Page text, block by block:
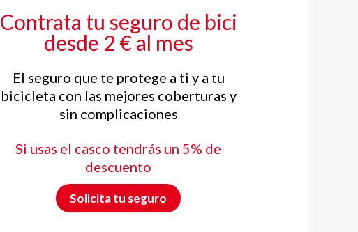
Contrata tu seguro de bici
desde 2 € al mes
El seguro que te protege a ti y a tu
bicicleta con las mejores coberturas y
sin complicaciones
Si usas el casco tendrás un 5% de
descuento
Solicita tu seguro